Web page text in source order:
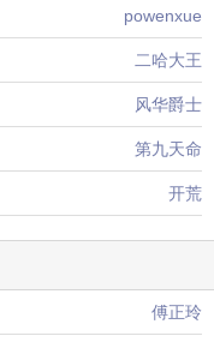
powenxue
二哈大王
风华爵士
第九天命
开荒
傅正玲